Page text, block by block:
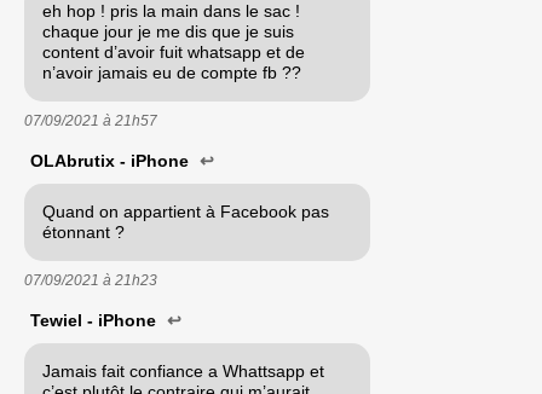
eh hop ! pris la main dans le sac !
chaque jour je me dis que je suis
content d’avoir fuit whatsapp et de
n’avoir jamais eu de compte fb ??
07/09/2021 à 21h57
OLAbrutix - iPhone ↩
Quand on appartient à Facebook pas
étonnant ?
07/09/2021 à 21h23
Tewiel - iPhone ↩
Jamais fait confiance a Whattsapp et